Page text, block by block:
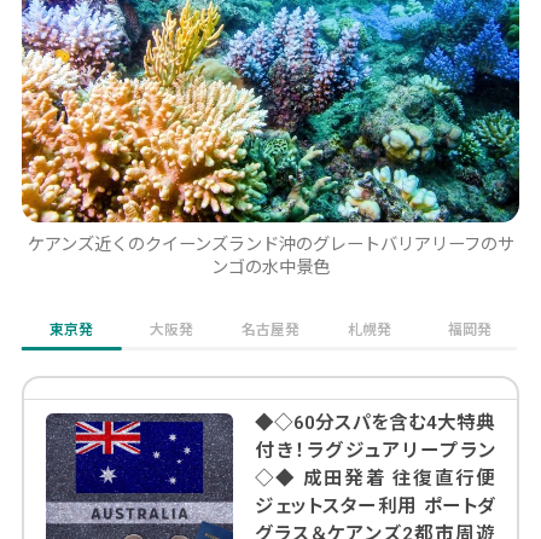
ケアンズ近くのクイーンズランド沖のグレートバリアリーフのサ
ンゴの水中景色
東京発 大阪発 名古屋発 札幌発 福岡発
◆◇60分スパを含む4大特典
付き！ラグジュアリープラン
◇◆ 成田発着 往復直行便
ジェットスター利用 ポートダ
グラス＆ケアンズ2都市周遊